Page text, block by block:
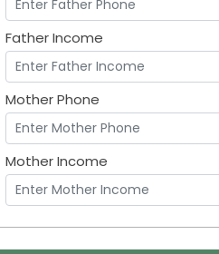
Father Income
Mother Phone
Mother Income